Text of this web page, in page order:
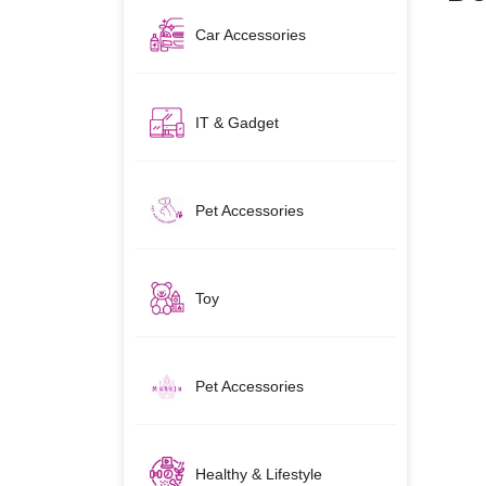
Car Accessories
IT & Gadget
Pet Accessories
Toy
Pet Accessories
Healthy & Lifestyle